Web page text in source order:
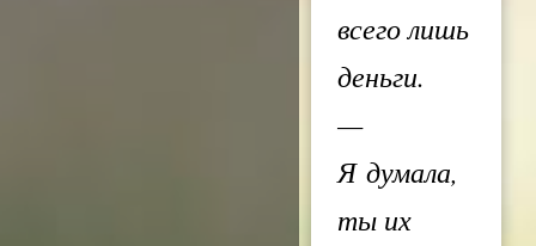
всего лишь
деньги.
—
Я думала,
ты их